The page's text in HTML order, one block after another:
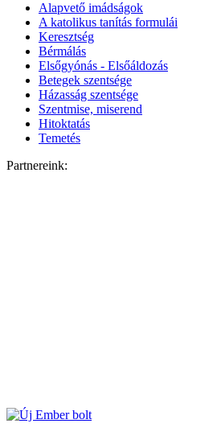
Alapvető imádságok
A katolikus tanítás formulái
Keresztség
Bérmálás
Elsőgyónás - Elsőáldozás
Betegek szentsége
Házasság szentsége
Szentmise, miserend
Hitoktatás
Temetés
Partnereink: